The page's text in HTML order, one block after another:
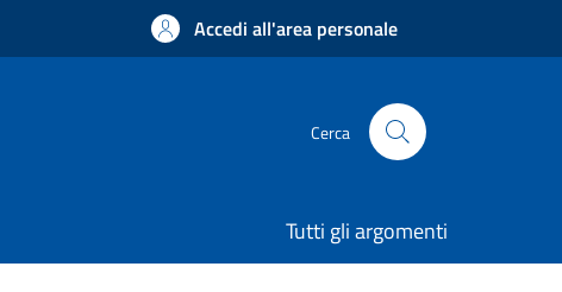
Accedi all'area personale
Cerca
Tutti gli argomenti